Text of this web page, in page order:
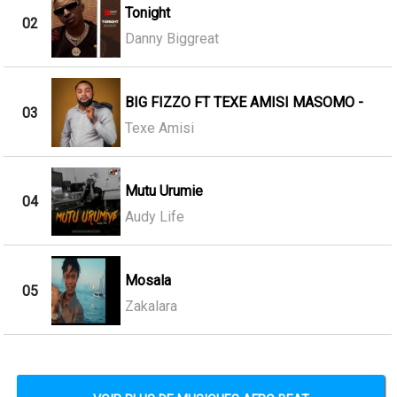
02
Tonight
Danny Biggreat
03
BIG FIZZO FT TEXE AMISI MASOMO -
Texe Amisi
04
Mutu Urumie
Audy Life
05
Mosala
Zakalara